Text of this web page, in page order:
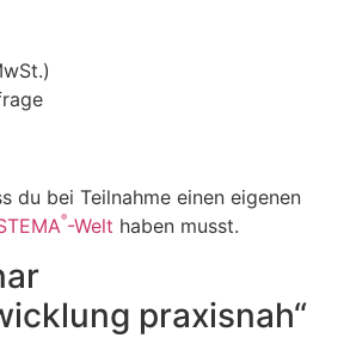
du bei Teilnahme einen eigenen
®-Welt haben musst.
praxisnah“